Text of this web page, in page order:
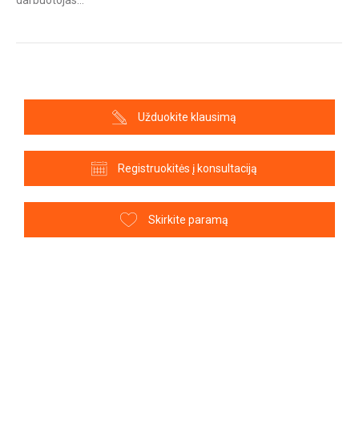
Užduokite klausimą
Registruokitės į konsultaciją
Skirkite paramą